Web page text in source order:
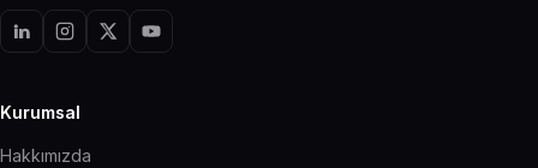
Kurumsal
Hakkımızda